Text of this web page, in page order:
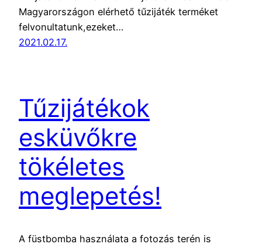
Magyarországon elérhető tűzijáték terméket
felvonultatunk,ezeket…
2021.02.17.
Tűzijátékok
esküvőkre
tökéletes
meglepetés!
A füstbomba használata a fotozás terén is